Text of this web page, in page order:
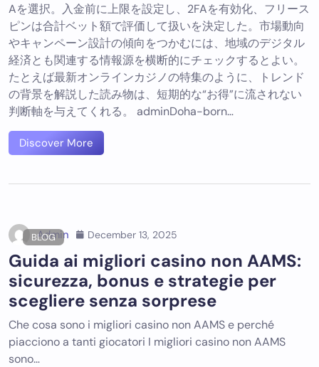
Aを選択。入金前に上限を設定し、2FAを有効化、フリース
ピンは合計ベット額で評価して扱いを決定した。市場動向
やキャンペーン設計の傾向をつかむには、地域のデジタル
経済とも関連する情報源を横断的にチェックするとよい。
たとえば最新オンラインカジノの特集のように、トレンド
の背景を解説した読み物は、短期的な“お得”に流されない
判断軸を与えてくれる。 adminDoha-born…
Discover More
BLOG
Admin December 13, 2025
Guida ai migliori casino non AAMS:
sicurezza, bonus e strategie per
scegliere senza sorprese
Che cosa sono i migliori casino non AAMS e perché
piacciono a tanti giocatori I migliori casino non AAMS
sono…